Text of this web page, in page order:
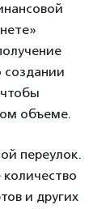
создании
объеме.
переулок.
и других